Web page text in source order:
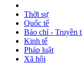
Thời sự
Quốc tế
Báo chí - Truyền
Kinh tế
Pháp luật
Xã hội